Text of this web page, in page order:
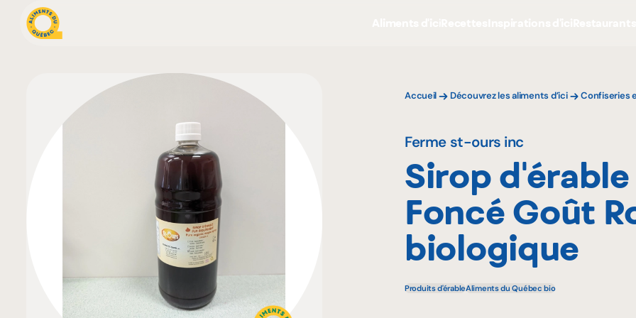
Accueil Découvrez les aliments d’ici Confiseries
Ferme st-ours inc
Sirop
Foncé Goût
biologique
Produits d'érableAliments du Québec bio